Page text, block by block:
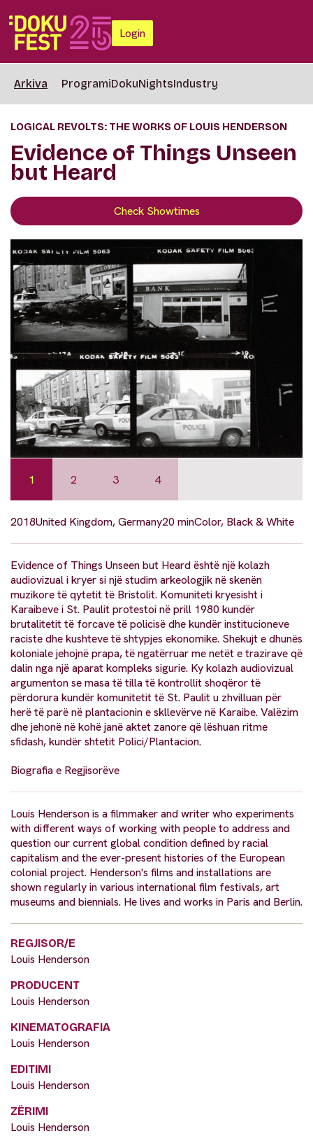
Login
Arkiva ProgramiDokuNightsIndustry
LOGICAL REVOLTS: THE WORKS OF LOUIS HENDERSON
Evidence of Things Unseen
but Heard
Check Showtimes
1 2 3 4
2018United Kingdom, Germany20 minColor, Black & White
Evidence of Things Unseen but Heard është një kolazh
audiovizual i kryer si një studim arkeologjik në skenën
muzikore të qytetit të Bristolit. Komuniteti kryesisht i
Karaibeve i St. Paulit protestoi në prill 1980 kundër
brutalitetit të forcave të policisë dhe kundër institucioneve
raciste dhe kushteve të shtypjes ekonomike. Shekujt e dhunës
koloniale jehojnë prapa, të ngatërruar me netët e trazirave që
dalin nga një aparat kompleks sigurie. Ky kolazh audiovizual
argumenton se masa të tilla të kontrollit shoqëror të
përdorura kundër komunitetit të St. Paulit u zhvilluan për
herë të parë në plantacionin e skllevërve në Karaibe. Valëzim
dhe jehonë në kohë janë aktet zanore që lëshuan ritme
sfidash, kundër shtetit Polici/Plantacion.
Biografia e Regjisorëve
Louis Henderson is a filmmaker and writer who experiments
with different ways of working with people to address and
question our current global condition defined by racial
capitalism and the ever-present histories of the European
colonial project. Henderson's films and installations are
shown regularly in various international film festivals, art
museums and biennials. He lives and works in Paris and Berlin.
REGJISOR/E
Louis Henderson
PRODUCENT
Louis Henderson
KINEMATOGRAFIA
Louis Henderson
EDITIMI
Louis Henderson
ZËRIMI
Louis Henderson